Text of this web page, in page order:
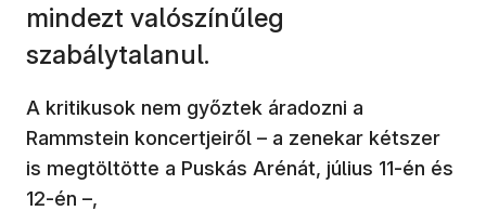
mindezt valószínűleg
szabálytalanul.
A kritikusok nem győztek áradozni a
Rammstein koncertjeiről – a zenekar kétszer
is megtöltötte a Puskás Arénát, július 11-én és
12-én –,